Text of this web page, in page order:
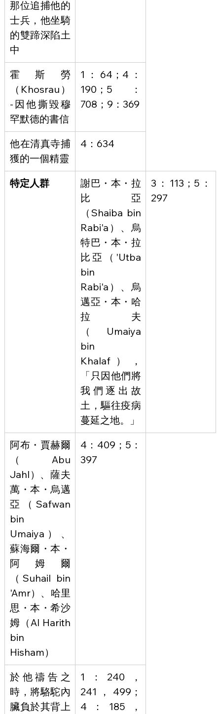
那位追捕他的
士兵，他坐騎
的雙蹄深陷土
中
霍斯勞
（Khosrau）
-因他撕毀穆
罕默德的書信
1：64；4：
190；5：
708；9：369
他在清真寺捕
獲的一個精靈
4：634
特定人群
謝巴・本・拉
比亞
（Shaiba bin
Rabi'a）、烏
特巴・本・拉
比亞（'Utba
bin
Rabi'a）、烏
邁亞・本・哈
拉夫
（Umaiya
bin
Khalaf），
「只因他們將
我們逐出故
土，驅往疫病
蔓延之地。」
3：113；5：
297
阿布・賈赫爾
（Abu
Jahl）、薩夫
萬・本・烏邁
亞（Safwan
bin
Umaiya）、
蘇海爾・本・
阿姆爾
（Suhail bin
'Amr）、哈里
思・本・希沙
姆（Al Harith
bin
Hisham）
4：409；5：
397
於他禱告之
時，將駱駝內
臟負於其背上
1：240，
241，499；
4：185，